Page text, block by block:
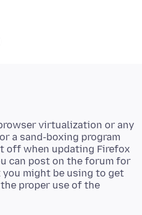
virtualization or any
a sand-boxing program
off when updating Firefox
can post on the forum for
might be using to get
proper use of the